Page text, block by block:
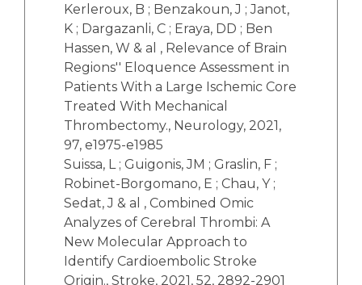
Kerleroux, B ; Benzakoun, J ; Janot,
K ; Dargazanli, C ; Eraya, DD ; Ben
Hassen, W & al , Relevance of Brain
Regions'' Eloquence Assessment in
Patients With a Large Ischemic Core
Treated With Mechanical
Thrombectomy., Neurology, 2021,
97, e1975-e1985
Suissa, L ; Guigonis, JM ; Graslin, F ;
Robinet-Borgomano, E ; Chau, Y ;
Sedat, J & al , Combined Omic
Analyzes of Cerebral Thrombi: A
New Molecular Approach to
Identify Cardioembolic Stroke
Origin., Stroke, 2021, 52, 2892-2901